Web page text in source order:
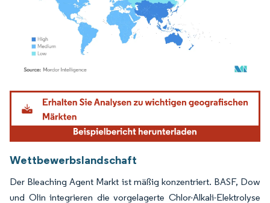
Bild © Mordor Intelligence. Wiederverwendung erfordert Namensnennung gemäß
Wettbewerbslandschaft
Der Bleaching Agent Markt ist mäßig konzentriert. BASF, Dow
und Olin integrieren die vorgelagerte Chlor-Alkali-Elektrolyse